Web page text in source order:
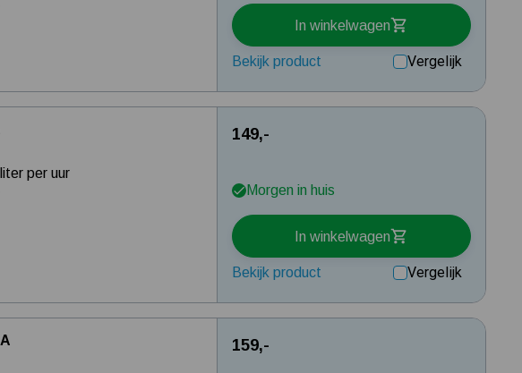
In winkelwagen
Bekijk product Vergelijk
per uur
149,-
Morgen in huis
In winkelwagen
Bekijk product Vergelijk
159,-